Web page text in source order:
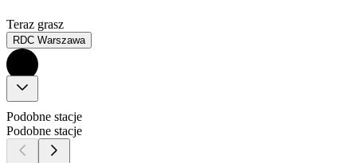
Teraz grasz
RDC Warszawa
Podobne stacje
Podobne stacje